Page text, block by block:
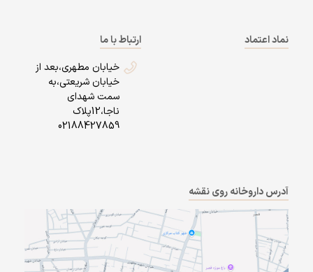
نماد اعتماد
ارتباط با ما
خیابان مطهری،بعد از
خیابان شریعتی،به
سمت شهدای
ناجا،12پلاک
02188427859
آدرس داروخانه روی نقشه